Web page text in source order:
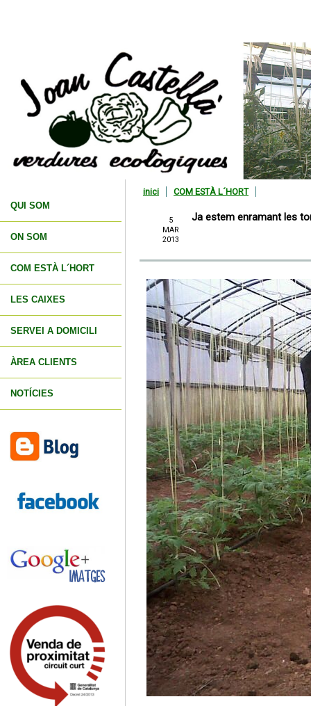
QUI SOM
ON SOM
COM ESTÀ L´HORT
LES CAIXES
SERVEI A DOMICILI
ÀREA CLIENTS
NOTÍCIES
inici COM ESTÀ L´HORT
5
MAR
2013
Ja estem enramant les